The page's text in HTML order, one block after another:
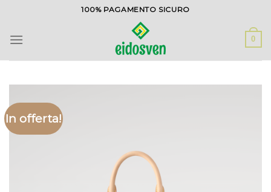
contenuti
100% PAGAMENTO SICURO
0
In offerta!